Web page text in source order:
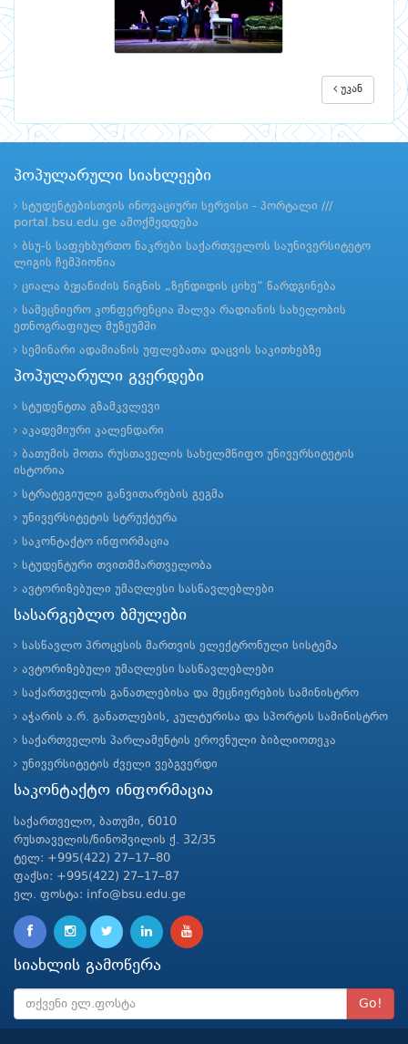
უკან
პოპულარული სიახლეები
სტუდენტებისთვის ინოვაციური სერვისი - პორტალი ///
portal.bsu.edu.ge ამოქმედდება
ბსუ-ს საფეხბურთო ნაკრები საქართველოს საუნივერსიტეტო
ლიგის ჩემპიონია
ციალა ბეჟანიძის წიგნის „ზენდიდის ციხე“ წარდგინება
სამეცნიერო კონფერენცია შალვა რადიანის სახელობის
ეთნოგრაფიულ მუზეუმში
სემინარი ადამიანის უფლებათა დაცვის საკითხებზე
პოპულარული გვერდები
სტუდენტთა გზამკვლევი
აკადემიური კალენდარი
ბათუმის შოთა რუსთაველის სახელმწიფო უნივერსიტეტის
ისტორია
სტრატეგიული განვითარების გეგმა
უნივერსიტეტის სტრუქტურა
საკონტაქტო ინფორმაცია
სტუდენტური თვითმმართველობა
ავტორიზებული უმაღლესი სასწავლებლები
სასარგებლო ბმულები
სასწავლო პროცესის მართვის ელექტრონული სისტემა
ავტორიზებული უმაღლესი სასწავლებლები
საქართველოს განათლებისა და მეცნიერების სამინისტრო
აჭარის ა.რ. განათლების, კულტურისა და სპორტის სამინისტრო
საქართველოს პარლამენტის ეროვნული ბიბლიოთეკა
უნივერსიტეტის ძველი ვებგვერდი
საკონტაქტო ინფორმაცია
საქართველო, ბათუმი, 6010
რუსთაველის/ნინოშვილის ქ. 32/35
ტელ: +995(422) 27–17–80
ფაქსი: +995(422) 27–17–87
ელ. ფოსტა: info@bsu.edu.ge
სიახლის გამოწერა
Go!